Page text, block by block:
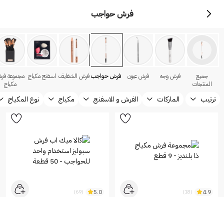
فرش حواجب
جميع
المنتجات
فرش وجه فرش عيون فرش حواجبفرش الشفايف اسفنج مكياج مجموعة
مكياج
ترتيب الماركات الفرش و الاسفنج مكياج نوع المكياج
4.9
(18)
5.0
(69)